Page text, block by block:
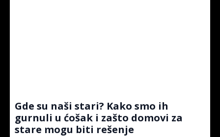
Gde su naši stari? Kako smo ih
gurnuli u ćošak i zašto domovi za
stare mogu biti rešenje